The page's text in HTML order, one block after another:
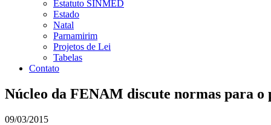
Estatuto SINMED
Estado
Natal
Parnamirim
Projetos de Lei
Tabelas
Contato
Núcleo da FENAM discute normas para o
09/03/2015